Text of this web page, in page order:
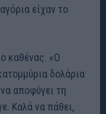
είχαν το
καθένας. «Ο
δολάρια
αποφύγει τη
Καλά να πάθει,